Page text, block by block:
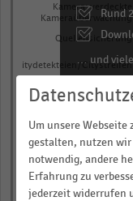
categories.
chart
has
axis
displaying
Anteil
Kamera: verdeckte
Kameraüberwachung
Quellensicherung
Citydetekteien/Citystreifen
End
interactive
chart
Rund
… und
Um unsere
gestalten, nutzen wir
notwendig, andere
Erfahrung zu
jederzeit widerrufen